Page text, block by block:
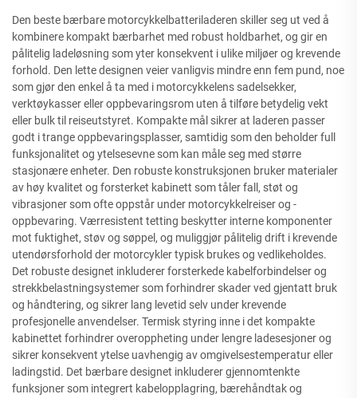
Den beste bærbare motorcykkelbatteriladeren skiller seg ut ved å
kombinere kompakt bærbarhet med robust holdbarhet, og gir en
pålitelig ladeløsning som yter konsekvent i ulike miljøer og krevende
forhold. Den lette designen veier vanligvis mindre enn fem pund, noe
som gjør den enkel å ta med i motorcykkelens sadelsekker,
verktøykasser eller oppbevaringsrom uten å tilføre betydelig vekt
eller bulk til reiseutstyret. Kompakte mål sikrer at laderen passer
godt i trange oppbevaringsplasser, samtidig som den beholder full
funksjonalitet og ytelsesevne som kan måle seg med større
stasjonære enheter. Den robuste konstruksjonen bruker materialer
av høy kvalitet og forsterket kabinett som tåler fall, støt og
vibrasjoner som ofte oppstår under motorcykkelreiser og -
oppbevaring. Værresistent tetting beskytter interne komponenter
mot fuktighet, støv og søppel, og muliggjør pålitelig drift i krevende
utendørsforhold der motorcykler typisk brukes og vedlikeholdes.
Det robuste designet inkluderer forsterkede kabelforbindelser og
strekkbelastningsystemer som forhindrer skader ved gjentatt bruk
og håndtering, og sikrer lang levetid selv under krevende
profesjonelle anvendelser. Termisk styring inne i det kompakte
kabinettet forhindrer overoppheting under lengre ladesesjoner og
sikrer konsekvent ytelse uavhengig av omgivelsestemperatur eller
ladingstid. Det bærbare designet inkluderer gjennomtenkte
funksjoner som integrert kabelopplagring, bærehåndtak og